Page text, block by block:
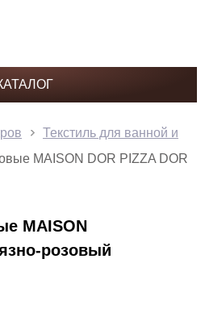
Текстиль для ванной и
MAISON DOR PIZZA DOR
MAISON
розовый